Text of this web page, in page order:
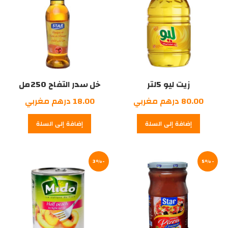
زيت ليو 5لتر
80.00 درهم مغربي
إضافة إلى السلة
خل سدر التفاح 250مل
18.00 درهم مغربي
إضافة إلى السلة
-5%
-3%